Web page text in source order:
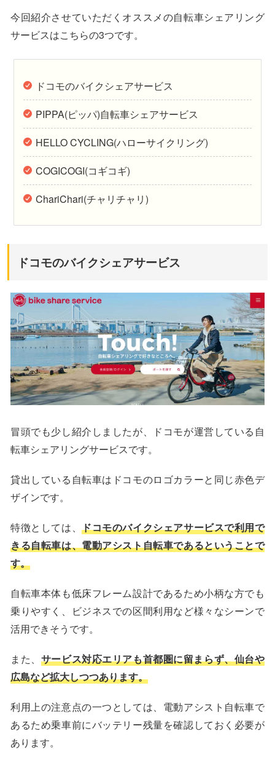
今回紹介させていただくオススメの自転車シェアリング
サービスはこちらの3つです。
ドコモのバイクシェアサービス
PIPPA(ピッパ)自転車シェアサービス
HELLO CYCLING(ハローサイクリング)
COGICOGI(コギコギ)
ChariChari(チャリチャリ)
ドコモのバイクシェアサービス
冒頭でも少し紹介しましたが、ドコモが運営している自
転車シェアリングサービスです。
貸出している自転車はドコモのロゴカラーと同じ赤色デ
ザインです。
特徴としては、ドコモのバイクシェアサービスで利用で
きる自転車は、電動アシスト自転車であるということで
す。
自転車本体も低床フレーム設計であるため小柄な方でも
乗りやすく、ビジネスでの区間利用など様々なシーンで
活用できそうです。
また、 サービス対応エリアも首都圏に留まらず、仙台や
広島など拡大しつつあります。
利用上の注意点の一つとしては、電動アシスト自転車で
あるため乗車前にバッテリー残量を確認しておく必要が
あります。